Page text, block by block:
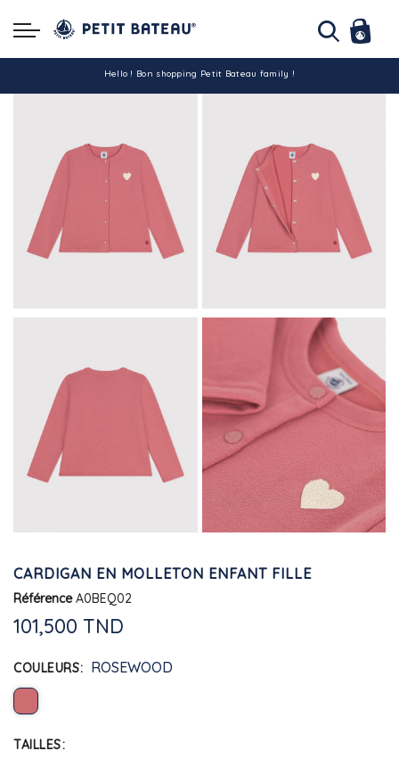
Hello ! Bon shopping Petit Bateau family !
-10% pour tout paiement par carte bancaire (hors promo)
CARDIGAN EN MOLLETON ENFANT FILLE
Référence A0BEQ02
101,500 TND
COULEURS ROSEWOOD
TAILLES